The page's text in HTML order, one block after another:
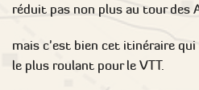
réduit pas non plus au tour des
mais c'est bien cet itinéraire
le plus roulant pour le VTT.